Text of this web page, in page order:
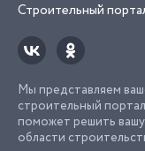
Строительный
Мы представляем
строительный
поможет решить
области